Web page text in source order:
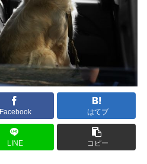
Facebook はてブ
LINE コピー